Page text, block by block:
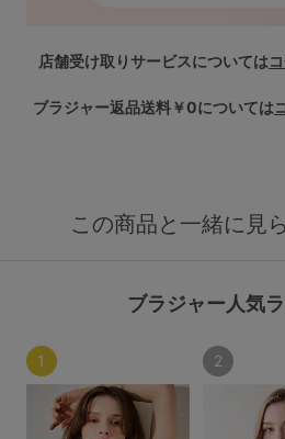
店舗受け取りサービスについては
ブラジャー返品送料￥0については
この商品と一緒に見
ブラジャー人気
1 2